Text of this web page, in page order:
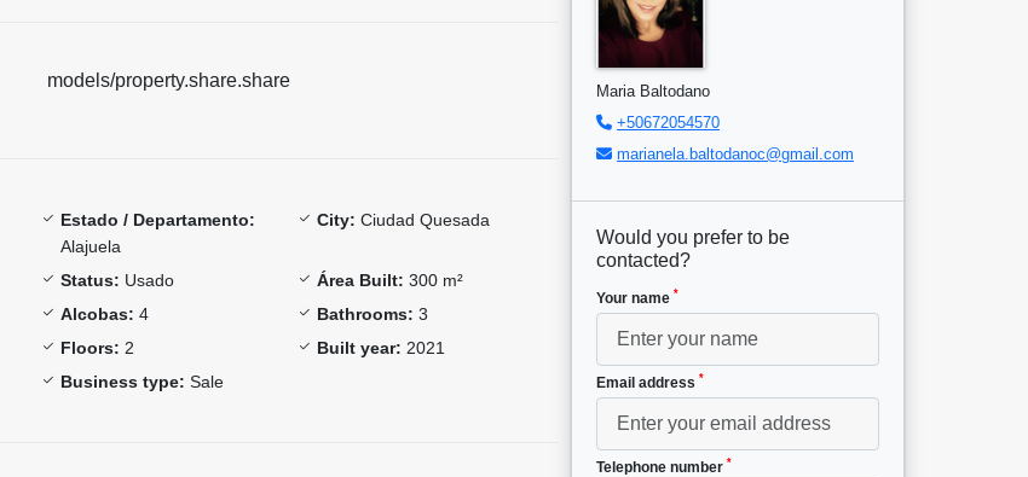
models/property.share.share
Estado / Departamento:
Alajuela
City: Ciudad Quesada
Status: Usado Área Built: 300 m²
Alcobas: 4 Bathrooms: 3
Floors: 2 Built year: 2021
Business type: Sale
Maria Baltodano
+50672054570
marianela.baltodanoc@gmail.com
Would you prefer to be
contacted?
Your name *
Email address *
Telephone number *